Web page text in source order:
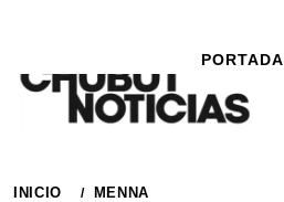
contenido
PORTADA
INICIO MENNA